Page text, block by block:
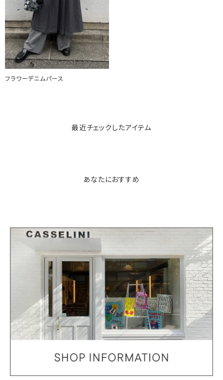
フラワーデニムパース
最近チェックしたアイテム
あなたにおすすめ